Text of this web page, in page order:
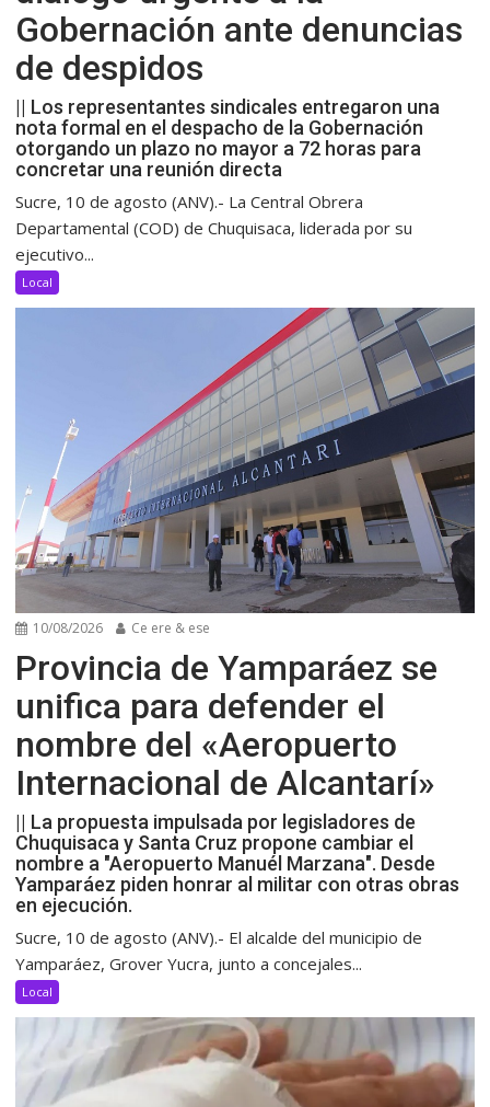
Gobernación ante denuncias
de despidos
|| Los representantes sindicales entregaron una
nota formal en el despacho de la Gobernación
otorgando un plazo no mayor a 72 horas para
concretar una reunión directa
Sucre, 10 de agosto (ANV).- La Central Obrera
Departamental (COD) de Chuquisaca, liderada por su
ejecutivo...
Local
10/08/2026 Ce ere & ese
Provincia de Yamparáez se
unifica para defender el
nombre del «Aeropuerto
Internacional de Alcantarí»
|| La propuesta impulsada por legisladores de
Chuquisaca y Santa Cruz propone cambiar el
nombre a "Aeropuerto Manuél Marzana". Desde
Yamparáez piden honrar al militar con otras obras
en ejecución.
Sucre, 10 de agosto (ANV).- El alcalde del municipio de
Yamparáez, Grover Yucra, junto a concejales...
Local